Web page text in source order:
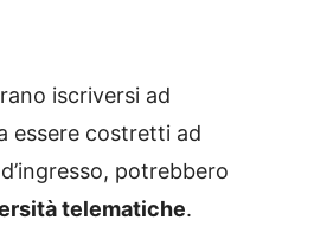
iscriversi ad
essere costretti ad
potrebbero
telematiche.